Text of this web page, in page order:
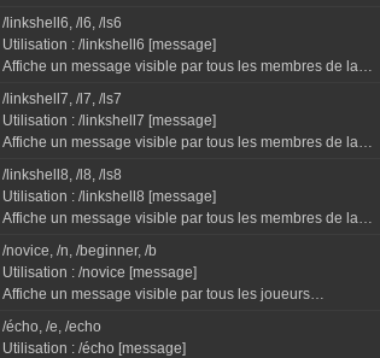
/linkshell6, /l6, /ls6
Utilisation : /linkshell6 [message]
Affiche un message visible par tous les membres de la
/linkshell7, /l7, /ls7
Utilisation : /linkshell7 [message]
Affiche un message visible par tous les membres de la
/linkshell8, /l8, /ls8
Utilisation : /linkshell8 [message]
Affiche un message visible par tous les membres de la
/novice, /n, /beginner, /b
Utilisation : /novice [message]
Affiche un message visible par tous les joueurs
participant au réseau des novices.
"Réseau des novices" devient le mode de discussion...
/écho, /e, /echo
Utilisation : /écho [message]